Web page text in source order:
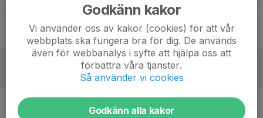
31 maj, 19:45
Skrivaren i Trädgårdstorp
28 maj, 15:49 0
Naturpasset i Borensberg
21 maj, 15:26 0
Godkänn kakor
Vi använder oss av kakor (cookies) för att vår
webbplats ska fungera bra för dig. De används
även för webbanalys i syfte att hjälpa oss att
förbättra våra tjänster.
Så använder vi cookies
Godkänn alla kakor